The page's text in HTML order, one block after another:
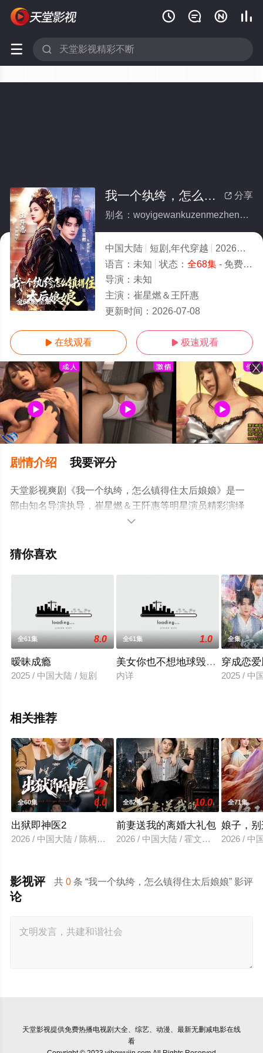
   
 
全68集/全集
 分享
我一个纨绔，怎么镇得住太后娘娘(全集)
别名：woyigewankuzenmezhendezhutaihouniangniang
中国大陆 短剧,年代穿越 2026
1.0
语言： 未知 状态： 全68集- 免费在线观看
导演： 未知
主演： 崔星燃＆王阡惠
更新时间： 2026-07-08
 在线观看  极速观看
剧情介绍 我要评分
天堂影视爽剧《我一个纨绔，怎么镇得住太后娘娘》是一
部由知名导演执导，崔星燃＆王阡惠等明星演员精彩演绎
的中国大陆电视剧，大结局剧情已揭晓（全68集），手机
更多相关信息可移步至豆瓣电视剧、电视猫或剧情网等平

猜你喜欢
全61集 8.0
暧昧成瘾
2025 / 中国大陆 / 短剧
全61集 1.0
美女你也不想地球毁灭吧
内详
全集
穿成恋
2025 / 中
相关推荐
全60集 6.0
出狱即神医2
2026 / 中国大陆 / 陈柄希＆周沁桐
全82集 10.0
前妻送我的离婚大礼包
2026 / 中国大陆 / 霍文琦＆雷小米
全71集
娘子，
2026 / 中
共0 条 “我一个纨绔，怎么镇得住太后娘娘” 影评
影视评
论
天堂影视提供免费热播电视剧大全、综艺、动漫、最新无删减电影在线
看